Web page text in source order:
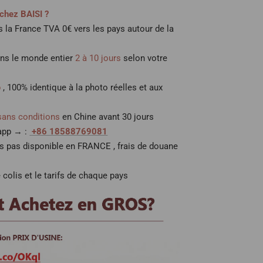
BAISI ?
la France TVA 0€ vers les pays autour de la
le monde entier 2 à 10 jours selon votre
, 100% identique à la photo réelles et aux
conditionsen Chine avant 30 jours
→ : +86 18588769081
pas disponible en FRANCE , frais de douane
et le tarifs de chaque pays